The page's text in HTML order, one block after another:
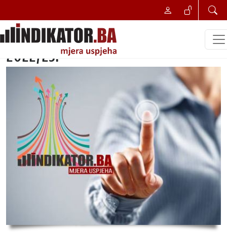
NAJBOLJI POSLOVNI POTEZ
Najbolji potez u turizmu zima
2022/23.